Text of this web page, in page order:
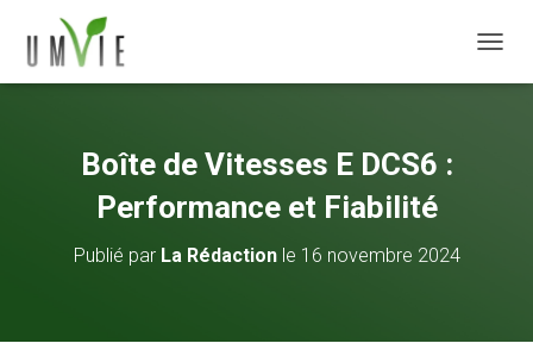
Boîte de Vitesses E DCS6 :
Performance et Fiabilité
Publié par La Rédactionle 16 novembre 2024